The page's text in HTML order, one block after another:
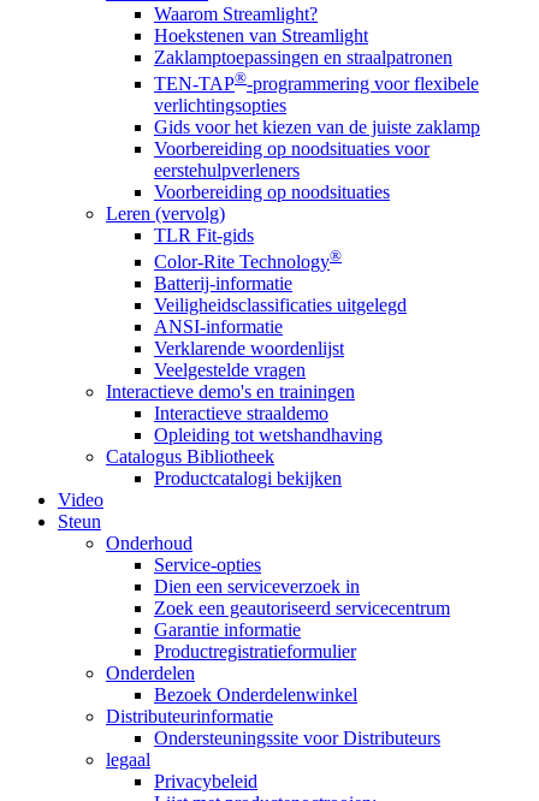
Waarom Streamlight?
Hoekstenen van Streamlight
Zaklamptoepassingen en straalpatronen
TEN-TAP®-programmering voor flexibele
verlichtingsopties
Gids voor het kiezen van de juiste zaklamp
Voorbereiding op noodsituaties voor
eerstehulpverleners
Voorbereiding op noodsituaties
Leren (vervolg)
TLR Fit-gids
Color-Rite Technology®
Batterij-informatie
Veiligheidsclassificaties uitgelegd
ANSI-informatie
Verklarende woordenlijst
Veelgestelde vragen
Interactieve demo's en trainingen
Interactieve straaldemo
Opleiding tot wetshandhaving
Catalogus Bibliotheek
Productcatalogi bekijken
Video
Steun
Onderhoud
Service-opties
Dien een serviceverzoek in
Zoek een geautoriseerd servicecentrum
Garantie informatie
Productregistratieformulier
Onderdelen
Bezoek Onderdelenwinkel
Distributeurinformatie
Ondersteuningssite voor Distributeurs
legaal
Privacybeleid